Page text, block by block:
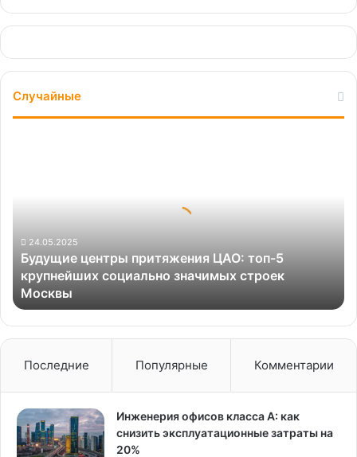
Случайные
социально
значимых
строек
Москвы
24.05.2025
Будущие центры притяжения ЦАО: топ-5
крупнейших социально значимых строек
Москвы
Последние Популярные Комментарии
Инженерия офисов класса А: как
снизить эксплуатационные затраты на
20%